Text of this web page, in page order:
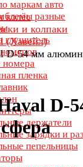
маркам авто
разные
глушитель
номера
пленка
держатели
зарядки и
пепельницы
колёс
и колпаки
(Хавейл)
D-54 мм
D-